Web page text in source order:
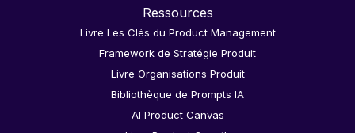
Ressources
Livre Les Clés du Product Management
Framework de Stratégie Produit
Livre Organisations Produit
Bibliothèque de Prompts IA
AI Product Canvas